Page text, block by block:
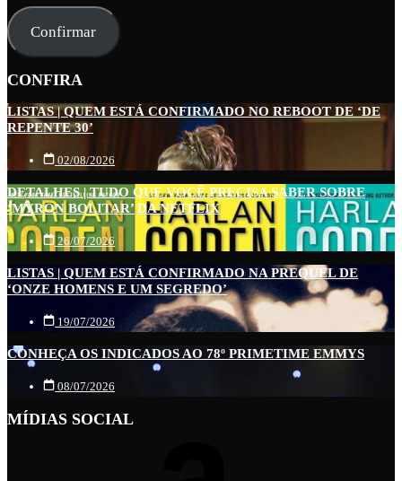
e-
mail
Confirmar
CONFIRA
LISTAS | QUEM ESTÁ CONFIRMADO NO REBOOT DE ‘DE
REPENTE 30’
02/08/2026
DETALHES | TUDO QUE VOCÊ PRECISA SABER SOBRE
‘MYRON BOLITAR’ DA NETFLIX
26/07/2026
LISTAS | QUEM ESTÁ CONFIRMADO NA PREQUEL DE
‘ONZE HOMENS E UM SEGREDO’
19/07/2026
CONHEÇA OS INDICADOS AO 78º PRIMETIME EMMYS
08/07/2026
MÍDIAS SOCIAL